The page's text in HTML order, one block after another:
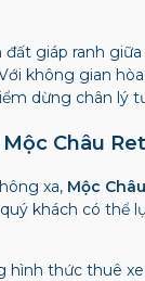
giáp ranh
không gian
dừng chân lý
Châu
xa,Mộc
khách có thể
hình thức thuê